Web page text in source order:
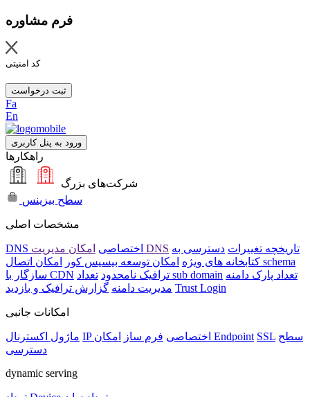
فرم مشاوره
کد امنیتی
ثبت درخواست
Fa
En
ورود به پنل کاربری
راهکارها
شرکت‌های بزرگ
سطح بیزینس
مشخصات اصلی
DNS اختصاصی امکان مدیریت DNS تاریخچه تغییرات دسترسی به
کتابخانه های ویژه امکان توسعه بیسیس کور
امکان اتصال schema
سازگار با CDN
ترافیک نامحدود تعداد sub domain تعداد پارک دامنه
مدیریت دامنه گزارش ترافیک و بازدید Trust Login
امکانات جانبی
ماژول اکسترنال IP اختصاصی فرم ساز امکان Endpoint SSL سطح
دسترسی
dynamic serving